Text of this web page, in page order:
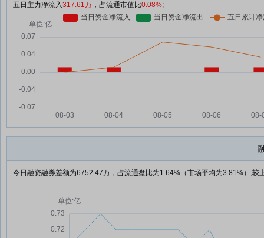
五日主力净流入317.61万 ，占流通市值比0.08%;
今日融资融券差额为6752.47万，占流通盘比为1.64%（市场平均为3.81%）,较